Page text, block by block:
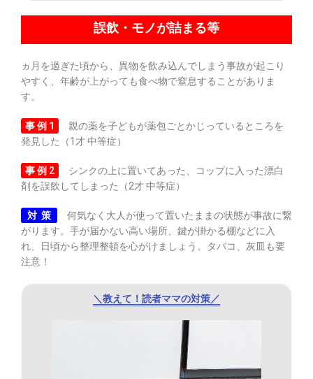
誤飲・モノが詰まる等
ヵ月を過ぎた頃から、異物を飲み込んでしまう事故が起こり
やすく、年齢が上がっても食べ物で窒息することがありま
す。
事 例 1
親の薬を子どもが薬包ごとかじっているところを
発見した（1才 中等症）
事 例 2
シンクの上に置いてあった、コップに入った漂白
剤を誤飲してしまった（2才 中等症）
対 策
何気なく大人が使って置いたままの状態が事故に繋
がります。手が届かない高い場所、鍵が掛かる棚などに入
れ、日頃から整理整頓を心がけましょう。タバコ、灰皿も要
注意！
＼教えて！読者ママの対策／